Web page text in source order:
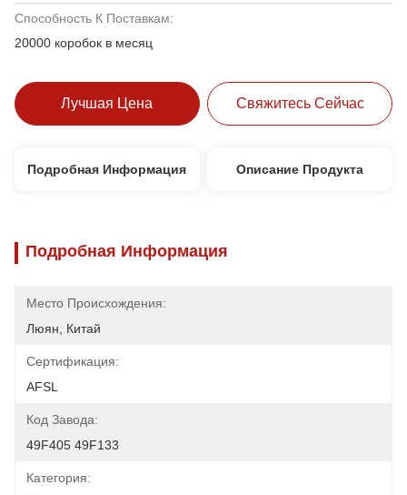
Способность К Поставкам:
20000 коробок в месяц
Лучшая Цена Свяжитесь Сейчас
Подробная Информация Описание Продукта
Подробная Информация
Место Происхождения:
Люян, Китай
Сертификация:
AFSL
Код Завода:
49F405 49F133
Категория: